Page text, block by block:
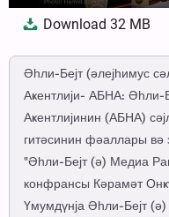
Play
Download32 MB
Әһли-Бејт (әлејһимус
Аҝентлији- АБНА: Әһли-
Аҝентлијинин (АБНА)
гитәсинин фәаллары
"Әһли-Бејт (ә) Медиа
конфрансы Кәрамәт
Үмумдүнја Әһли-Бејт